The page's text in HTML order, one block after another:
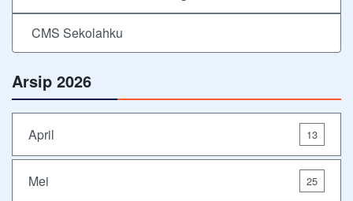
CMS Sekolahku
Arsip 2026
April 13
Mei 25